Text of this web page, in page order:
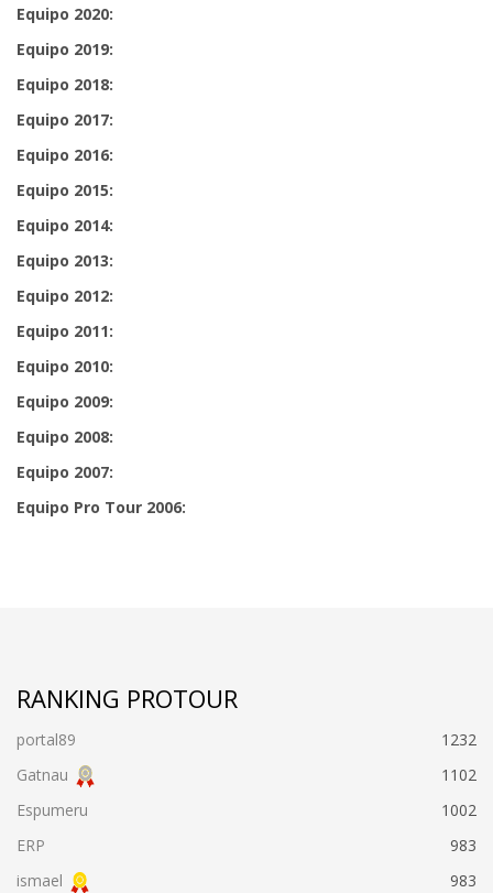
Equipo 2020:
Equipo 2019:
Equipo 2018:
Equipo 2017:
Equipo 2016:
Equipo 2015:
Equipo 2014:
Equipo 2013:
Equipo 2012:
Equipo 2011:
Equipo 2010:
Equipo 2009:
Equipo 2008:
Equipo 2007:
Equipo Pro Tour 2006:
RANKING PROTOUR
portal89
1232
Gatnau
1102
Espumeru
1002
ERP
983
ismael
983